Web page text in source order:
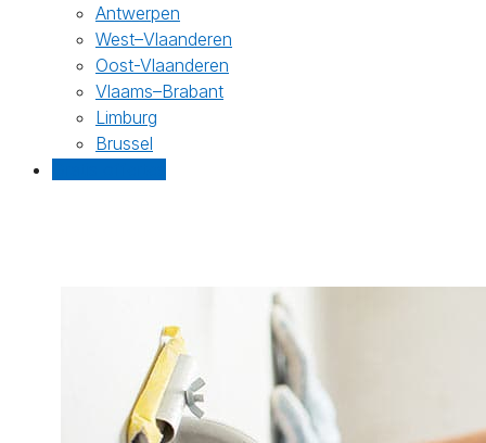
Antwerpen
West–Vlaanderen
Oost-Vlaanderen
Vlaams–Brabant
Limburg
Brussel